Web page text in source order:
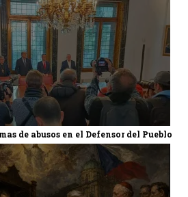
de abusos en el Defensor del Pueblo